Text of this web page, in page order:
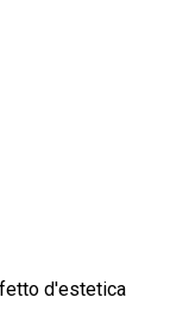
d'estetica